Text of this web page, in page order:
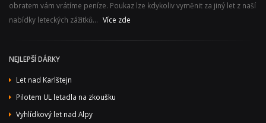
obratem vám vrátíme peníze. Poukaz lze kdykoliv vyměnit za jiný let z naší
nabídky leteckých zážitků... Více zde
NEJLEPŠÍ DÁRKY
Let nad Karlštejn
Pilotem UL letadla na zkoušku
Vyhlídkový let nad Alpy